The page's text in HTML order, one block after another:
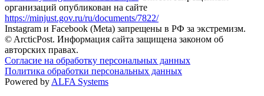
организаций опубликован на сайте
https://minjust.gov.ru/ru/documents/7822/
Instagram и Facebook (Metа) запрещены в РФ за экстремизм.
© ArcticPost. Информация сайта защищена законом об
авторских правах.
Согласие на обработку персональных данных
Политика обработки персональных данных
Powered by ALFA Systems